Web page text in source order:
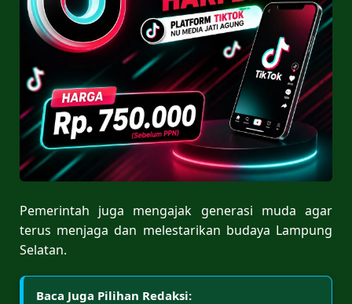
Pemerintah juga mengajak generasi muda agar
terus menjaga dan melestarikan budaya Lampung
Selatan.
Baca Juga Pilihan Redaksi: